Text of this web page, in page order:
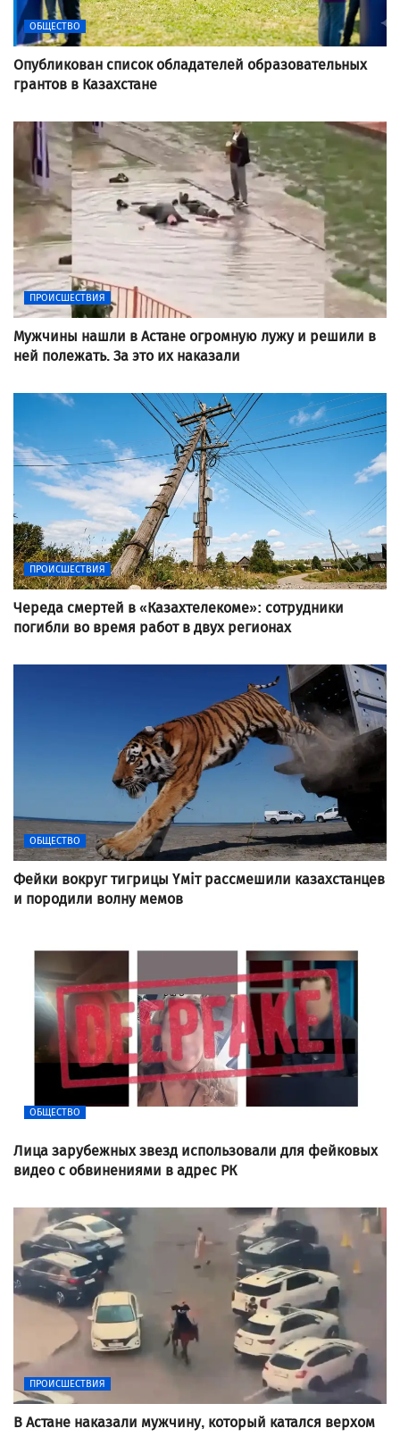
ОБЩЕСТВО
Опубликован список обладателей образовательных
грантов в Казахстане
ПРОИСШЕСТВИЯ
Мужчины нашли в Астане огромную лужу и решили в
ней полежать. За это их наказали
ПРОИСШЕСТВИЯ
Череда смертей в «Казахтелекоме»: сотрудники
погибли во время работ в двух регионах
ОБЩЕСТВО
Фейки вокруг тигрицы Үміт рассмешили казахстанцев
и породили волну мемов
ОБЩЕСТВО
Лица зарубежных звезд использовали для фейковых
видео с обвинениями в адрес РК
ПРОИСШЕСТВИЯ
В Астане наказали мужчину, который катался верхом